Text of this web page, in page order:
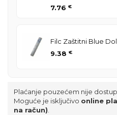
7.76 €
Filc Zaštitni Blue
9.38 €
Plaćanje pouzećem nije
Moguće je isključivo online
na račun)